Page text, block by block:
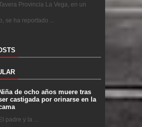
Provincia La Vega, en un
se ha reportado ...
Niña de ocho años muere tras
castigada por orinarse en la
El padre y la ...